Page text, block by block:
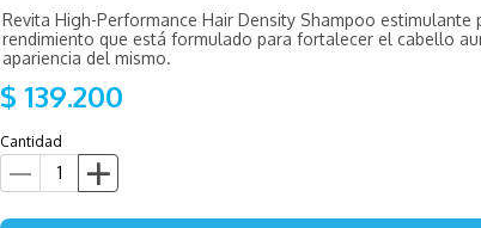
Revita High-Performance Hair Density Shampoo
rendimiento que está formulado para fortalecer el cabello
apariencia del mismo.
$ 139.200
Cantidad